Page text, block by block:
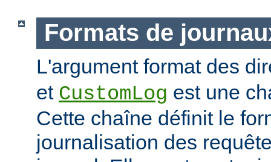
Formats de
L'argument format des
et CustomLog est une
Cette chaîne définit le
journalisation des